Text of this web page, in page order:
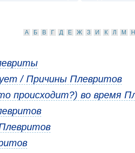
А Б В Г Д Е Ж З И К Л М Н
/ Причины Плевритов
происходит?) во время